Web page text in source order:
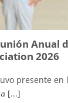
Anual
2026
presente en
[...]